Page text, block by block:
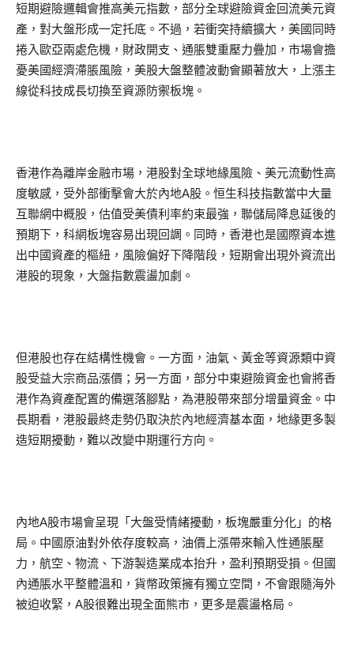
短期避險邏輯會推高美元指數，部分全球避險資金回流美元資
產，對大盤形成一定托底。不過，若衝突持續擴大，美國同時
捲入歐亞兩處危機，財政開支、通脹雙重壓力疊加，市場會擔
憂美國經濟滯脹風險，美股大盤整體波動會顯著放大，上漲主
線從科技成長切換至資源防禦板塊。
香港作為離岸金融市場，港股對全球地緣風險、美元流動性高
度敏感，受外部衝擊會大於內地A股。恒生科技指數當中大量
互聯網中概股，估值受美債利率約束最強，聯儲局降息延後的
預期下，科網板塊容易出現回調。同時，香港也是國際資本進
出中國資產的樞紐，風險偏好下降階段，短期會出現外資流出
港股的現象，大盤指數震盪加劇。
但港股也存在結構性機會。一方面，油氣、黃金等資源類中資
股受益大宗商品漲價；另一方面，部分中東避險資金也會將香
港作為資產配置的備選落腳點，為港股帶來部分增量資金。中
長期看，港股最終走勢仍取決於內地經濟基本面，地緣更多製
造短期擾動，難以改變中期運行方向。
內地A股市場會呈現「大盤受情緒擾動，板塊嚴重分化」的格
局。中國原油對外依存度較高，油價上漲帶來輸入性通脹壓
力，航空、物流、下游製造業成本抬升，盈利預期受損。但國
內通脹水平整體溫和，貨幣政策擁有獨立空間，不會跟隨海外
被迫收緊，A股很難出現全面熊市，更多是震盪格局。